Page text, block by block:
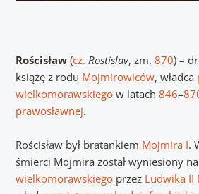
Rościsław(cz. Rostislav, zm. 870) –
książę z rodu Mojmirowiców, władca
wielkomorawskiegow latach 846–
prawosławnej.
Rościsław był bratankiem Mojmira I.
śmierci Mojmira został wyniesiony
wielkomorawskiegoprzez Ludwika II